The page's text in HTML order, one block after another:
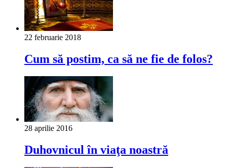
22 februarie 2018
Cum să postim, ca să ne fie de folos?
28 aprilie 2016
Duhovnicul în viaţa noastră